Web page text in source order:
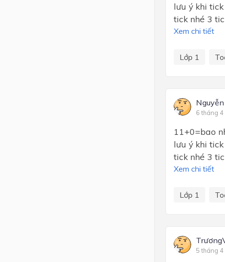
lưu ý khi
tick nhé 3
Xem chi tiết
Lớp 1
6 tháng 4
11+0=bao
lưu ý khi
tick nhé 3
Xem chi tiết
Lớp 1
5 tháng